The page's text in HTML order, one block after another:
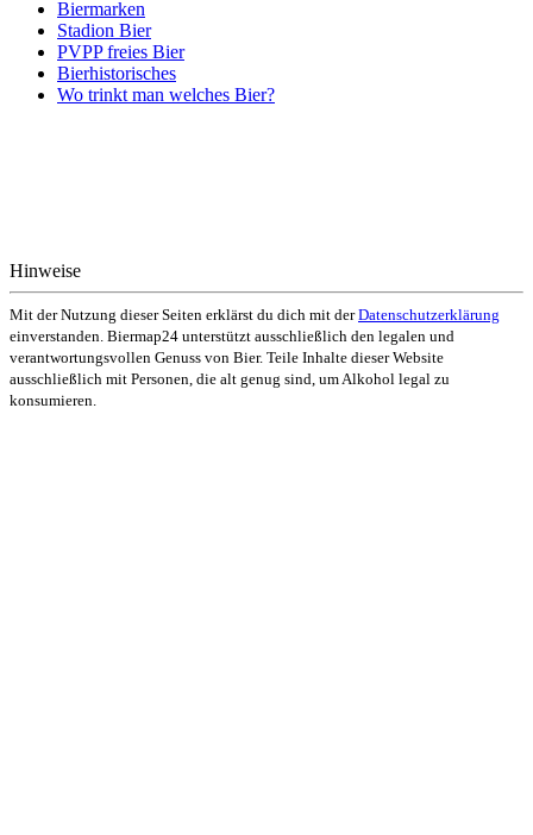
Biermarken
Stadion Bier
PVPP freies Bier
Bierhistorisches
Wo trinkt man welches Bier?
Hinweise
Mit der Nutzung dieser Seiten erklärst du dich mit derDatenschutzerklärung
einverstanden. Biermap24 unterstützt ausschließlich den legalen und
verantwortungsvollen Genuss von Bier. Teile Inhalte dieser Website
ausschließlich mit Personen, die alt genug sind, um Alkohol legal zu
konsumieren.